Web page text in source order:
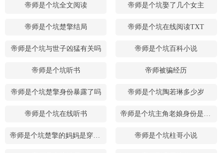
帝师是个坑全文阅读 帝师是个坑娶了几个女主
帝师是个坑楚擎结局 帝师是个坑在线阅读TXT
帝师是个坑与世子凶猛有关吗 帝师是个坑百科小说
帝师是个坑听书 帝师被骗经历
帝师是个坑楚擎身份暴露了吗 帝师是个坑陶若琳多少岁
帝师是个坑在线听书 帝师是个坑主角老娘身份是什么
帝师是个坑楚擎的妈妈是穿越的吗 帝师是个坑柱哥小说